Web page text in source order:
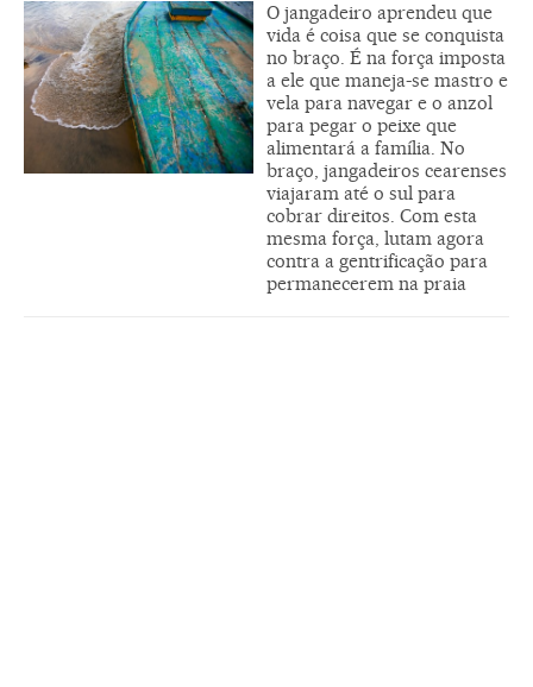
O jangadeiro aprendeu que
vida é coisa que se conquista
no braço. É na força imposta
a ele que maneja-se mastro e
vela para navegar e o anzol
para pegar o peixe que
alimentará a família. No
braço, jangadeiros cearenses
viajaram até o sul para
cobrar direitos. Com esta
mesma força, lutam agora
contra a gentrificação para
permanecerem na praia